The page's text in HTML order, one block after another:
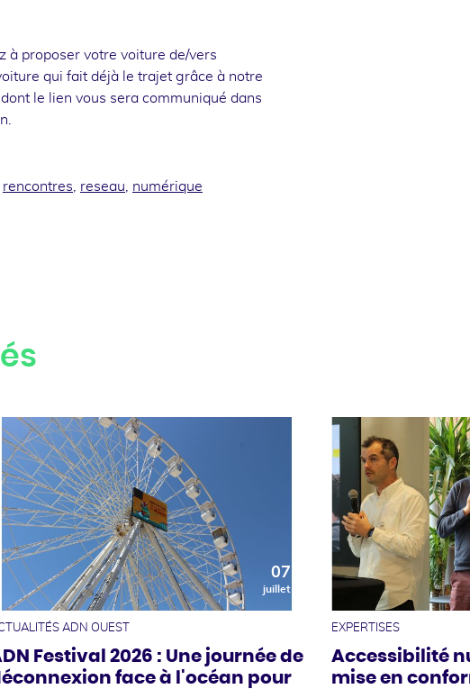
à proposer votre voiture de/vers
qui fait déjà le trajet grâce à notre
le lien vous sera communiqué dans
rencontres, reseau, numérique
07
juillet
ADN OUEST
Festival 2026 : Une journée de
face à l'océan pour
EXPERTISES
Accessibilité
mise en